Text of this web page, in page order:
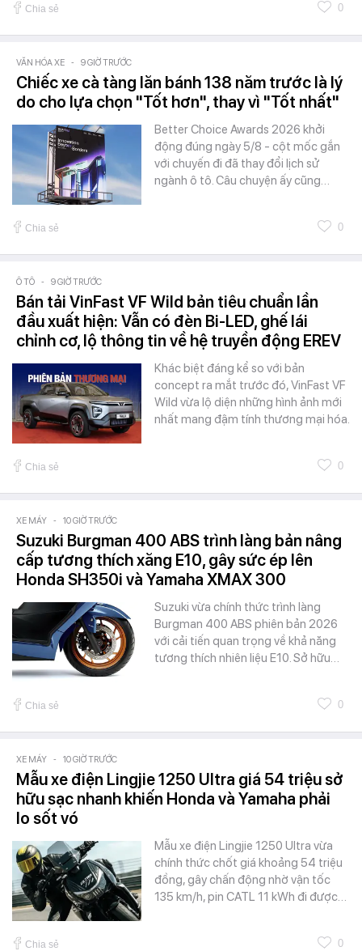
Chia sẻ 0
VĂN HÓA XE - 9 GIỜ TRƯỚC
Chiếc xe cà tàng lăn bánh 138 năm trước là lý
do cho lựa chọn "Tốt hơn", thay vì "Tốt nhất"
Better Choice Awards 2026 khởi
động đúng ngày 5/8 - cột mốc gắn
với chuyến đi đã thay đổi lịch sử
ngành ô tô. Câu chuyện ấy cũng…
Chia sẻ 0
Ô TÔ - 9 GIỜ TRƯỚC
Bán tải VinFast VF Wild bản tiêu chuẩn lần
đầu xuất hiện: Vẫn có đèn Bi-LED, ghế lái
chỉnh cơ, lộ thông tin về hệ truyền động EREV
Khác biệt đáng kể so với bản
concept ra mắt trước đó, VinFast VF
Wild vừa lộ diện những hình ảnh mới
nhất mang đậm tính thương mại hóa.
Chia sẻ 0
XE MÁY - 10 GIỜ TRƯỚC
Suzuki Burgman 400 ABS trình làng bản nâng
cấp tương thích xăng E10, gây sức ép lên
Honda SH350i và Yamaha XMAX 300
Suzuki vừa chính thức trình làng
Burgman 400 ABS phiên bản 2026
với cải tiến quan trọng về khả năng
tương thích nhiên liệu E10. Sở hữu…
Chia sẻ 0
XE MÁY - 10 GIỜ TRƯỚC
Mẫu xe điện Lingjie 1250 Ultra giá 54 triệu sở
hữu sạc nhanh khiến Honda và Yamaha phải
lo sốt vó
Mẫu xe điện Lingjie 1250 Ultra vừa
chính thức chốt giá khoảng 54 triệu
đồng, gây chấn động nhờ vận tốc
135 km/h, pin CATL 11 kWh đi được…
Chia sẻ 0